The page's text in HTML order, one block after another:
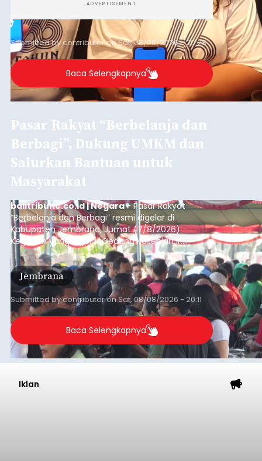
ADVERTISEMENT
Submitted bycontributoronSat, 08/08/2026 - 20:28
Baca Selengkapnya
Pasar Rakyat “Berbelanja dan
Berbagi”, Dukung UMKM dan
Salurkan Bantuan untuk
Masyarakat
balitribune.co.id | Negara- Pasar Rakyat
“Berbelanja dan Berbagi” resmi digelar di
Kabupaten Jembrana, Jumat (7/8/2026).
Kegiatan yang digelar Gedung Kesenian Ir.
Soekarno ini memadukan pemberdayaan
ekonomi masyarakat dengan aksi sosial tersebut
mendapat antusiasme tinggi dan mencatat nilai
transaksi mencapai Rp672.733.200.
Jembrana
Submitted bycontributoronSat, 08/08/2026 - 20:11
Baca Selengkapnya
Iklan